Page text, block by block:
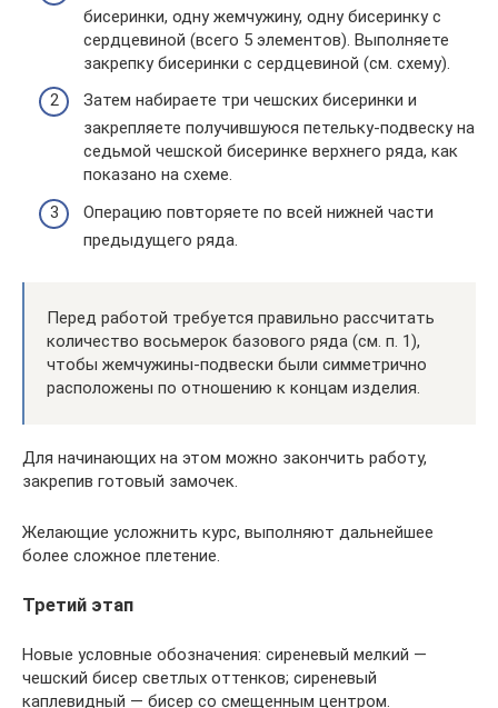
бисеринки, одну жемчужину, одну бисеринку с
сердцевиной (всего 5 элементов). Выполняете
закрепку бисеринки с сердцевиной (см. схему).
Затем набираете три чешских бисеринки и
закрепляете получившуюся петельку-подвеску на
седьмой чешской бисеринке верхнего ряда, как
показано на схеме.
Операцию повторяете по всей нижней части
предыдущего ряда.
Перед работой требуется правильно рассчитать
количество восьмерок базового ряда (см. п. 1),
чтобы жемчужины-подвески были симметрично
расположены по отношению к концам изделия.
Для начинающих на этом можно закончить работу,
закрепив готовый замочек.
Желающие усложнить курс, выполняют дальнейшее
более сложное плетение.
Третий этап
Новые условные обозначения: сиреневый мелкий —
чешский бисер светлых оттенков; сиреневый
каплевидный — бисер со смещенным центром.